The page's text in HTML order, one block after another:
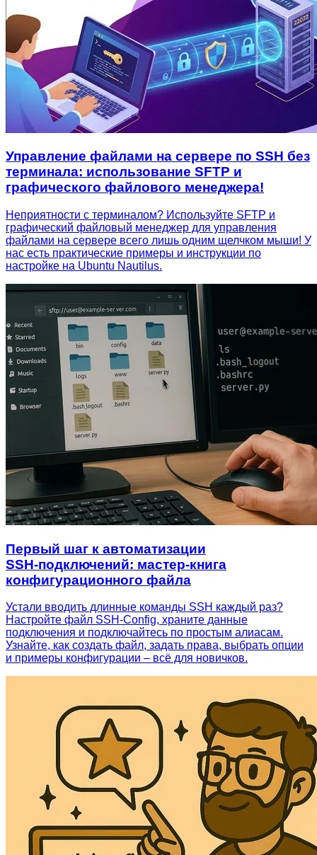
Управление файлами на сервере по SSH без
терминала: использование SFTP и
графического файлового менеджера!
Неприятности с терминалом? Используйте SFTP и
графический файловый менеджер для управления
файлами на сервере всего лишь одним щелчком мыши! У
нас есть практические примеры и инструкции по
настройке на Ubuntu Nautilus.
Первый шаг к автоматизации
SSH‑подключений: мастер‑книга
конфигурационного файла
Устали вводить длинные команды SSH каждый раз?
Настройте файл SSH‑Config, храните данные
подключения и подключайтесь по простым алиасам.
Узнайте, как создать файл, задать права, выбрать опции
и примеры конфигурации – всё для новичков.